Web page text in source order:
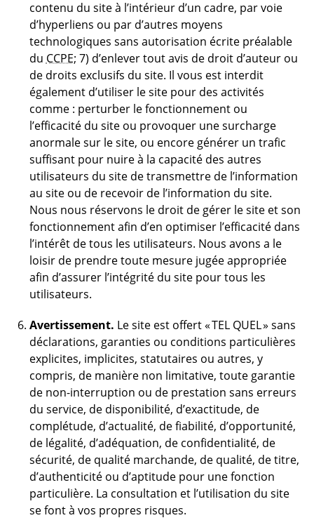
contenu du site à l’intérieur d’un cadre, par voie
d’hyperliens ou par d’autres moyens
technologiques sans autorisation écrite préalable
du CCPE; 7) d’enlever tout avis de droit d’auteur ou
de droits exclusifs du site. Il vous est interdit
également d’utiliser le site pour des activités
comme : perturber le fonctionnement ou
l’efficacité du site ou provoquer une surcharge
anormale sur le site, ou encore générer un trafic
suffisant pour nuire à la capacité des autres
utilisateurs du site de transmettre de l’information
au site ou de recevoir de l’information du site.
Nous nous réservons le droit de gérer le site et son
fonctionnement afin d’en optimiser l’efficacité dans
l’intérêt de tous les utilisateurs. Nous avons a le
loisir de prendre toute mesure jugée appropriée
afin d’assurer l’intégrité du site pour tous les
utilisateurs.
Avertissement. Le site est offert « TEL QUEL » sans
déclarations, garanties ou conditions particulières
explicites, implicites, statutaires ou autres, y
compris, de manière non limitative, toute garantie
de non-interruption ou de prestation sans erreurs
du service, de disponibilité, d’exactitude, de
complétude, d’actualité, de fiabilité, d’opportunité,
de légalité, d’adéquation, de confidentialité, de
sécurité, de qualité marchande, de qualité, de titre,
d’authenticité ou d’aptitude pour une fonction
particulière. La consultation et l’utilisation du site
se font à vos propres risques.